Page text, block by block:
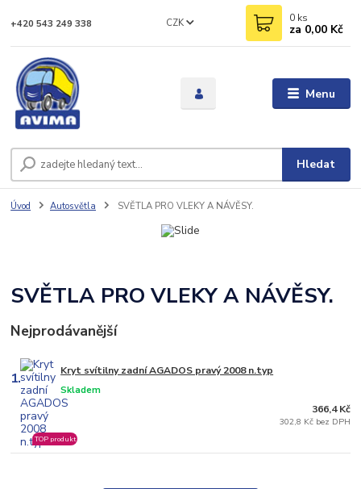
Menu
CZK
Hledat
+420 543 249 338 0 ks
za 0,00 Kč
Úvod Autosvětla SVĚTLA PRO VLEKY A NÁVĚSY.
SVĚTLA PRO VLEKY A NÁVĚSY.
Nejprodávanější
1. Kryt svítilny zadní AGADOS pravý 2008 n.typ
Skladem
TOP produkt
366,4 Kč
302,8 Kč bez DPH